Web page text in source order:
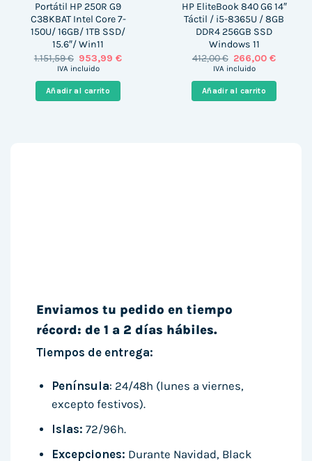
Portátil HP 250R G9
C38KBAT Intel Core 7-
150U/ 16GB/ 1TB SSD/
15.6″/ Win11
1.151,59€ El
precio
era:
1.151,59 €.
953,99€El
IVA incluido
Añadir al carrito
HP EliteBook 840 G6 14″
Táctil / i5-8365U / 8GB
DDR4 256GB SSD
Windows 11
412,00€ El
precio
era:
412,00 €.
266,00€El
es:
266,00
IVA incluido
Añadir al carrito
Enviamos tu pedido en tiempo
récord: de 1 a 2 días hábiles.
Tiempos de entrega:
Península: 24/48h (lunes a viernes,
excepto festivos).
Islas: 72/96h.
Excepciones: Durante Navidad, Black